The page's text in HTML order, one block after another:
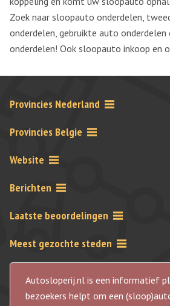
Zoek naar sloopauto onderdelen,
onderdelen, gebruikte auto
onderdelen! Ook sloopauto inkoop en
Provincies Nederland
Provincies Belgie
Website
Berichten
Laatste beoordelingen
Meest gezochte steden
Autosloperij.nl is een informatief
bezoekers helpt om een